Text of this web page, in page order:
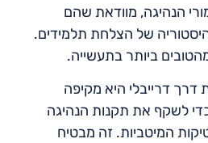
הנהיגה, מוודאת שהם
היסטוריה של הצלחת תלמידים.
ביותר בתעשייה.
דרך דרייבלי היא מקיפה
לשקף את תקנות הנהיגה
המיטביות. זה מבטיח